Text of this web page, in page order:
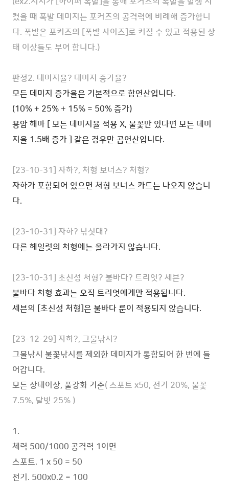
켰을 때 폭발 데미지는 포커즈의 공격력에 비례해 증가합니
다. 폭발은 포커즈의 [폭발 사이즈]로 커질 수 있고 적용된 상
태 이상들도 부여 합니다.)
판정2. 데미지율? 데미지 증가율?
모든 데미지 증가율은 기본적으로 합연산입니다.
(10% + 25% + 15% = 50% 증가)
용암 해마 [ 모든 데미지율 적용 X, 불꽃만 있다면 모든 데미
지율 1.5배 증가 ] 같은 경우만 곱연산입니다.
[23-10-31] 자하?, 처형 보너스? 처형?
자하가 포함되어 있으면 처형 보너스 카드는 나오지 않습니
다.
[23-10-31] 자하? 낚싯대?
다른 헤일럿의 처형에는 올라가지 않습니다.
[23-10-31] 초신성 처형? 불바다? 트리엇? 세븐?
불바다 처형 효과는 오직 트리엇에게만 적용됩니다.
세븐의 [초신성 처형]은 불바다 룬이 적용되지 않습니다.
[23-12-29] 자하?, 그물낚시?
그물낚시 불꽃낚시를 제외한 데미지가 통합되어 한 번에 들
어갑니다.
모든 상태이상, 풀강화 기준( 스포트 x50, 전기 20%, 불꽃
7.5%, 달빛 25% )
1.
체력 500/1000 공격력 1이면
스포트. 1 x 50 = 50
전기. 500x0.2 = 100